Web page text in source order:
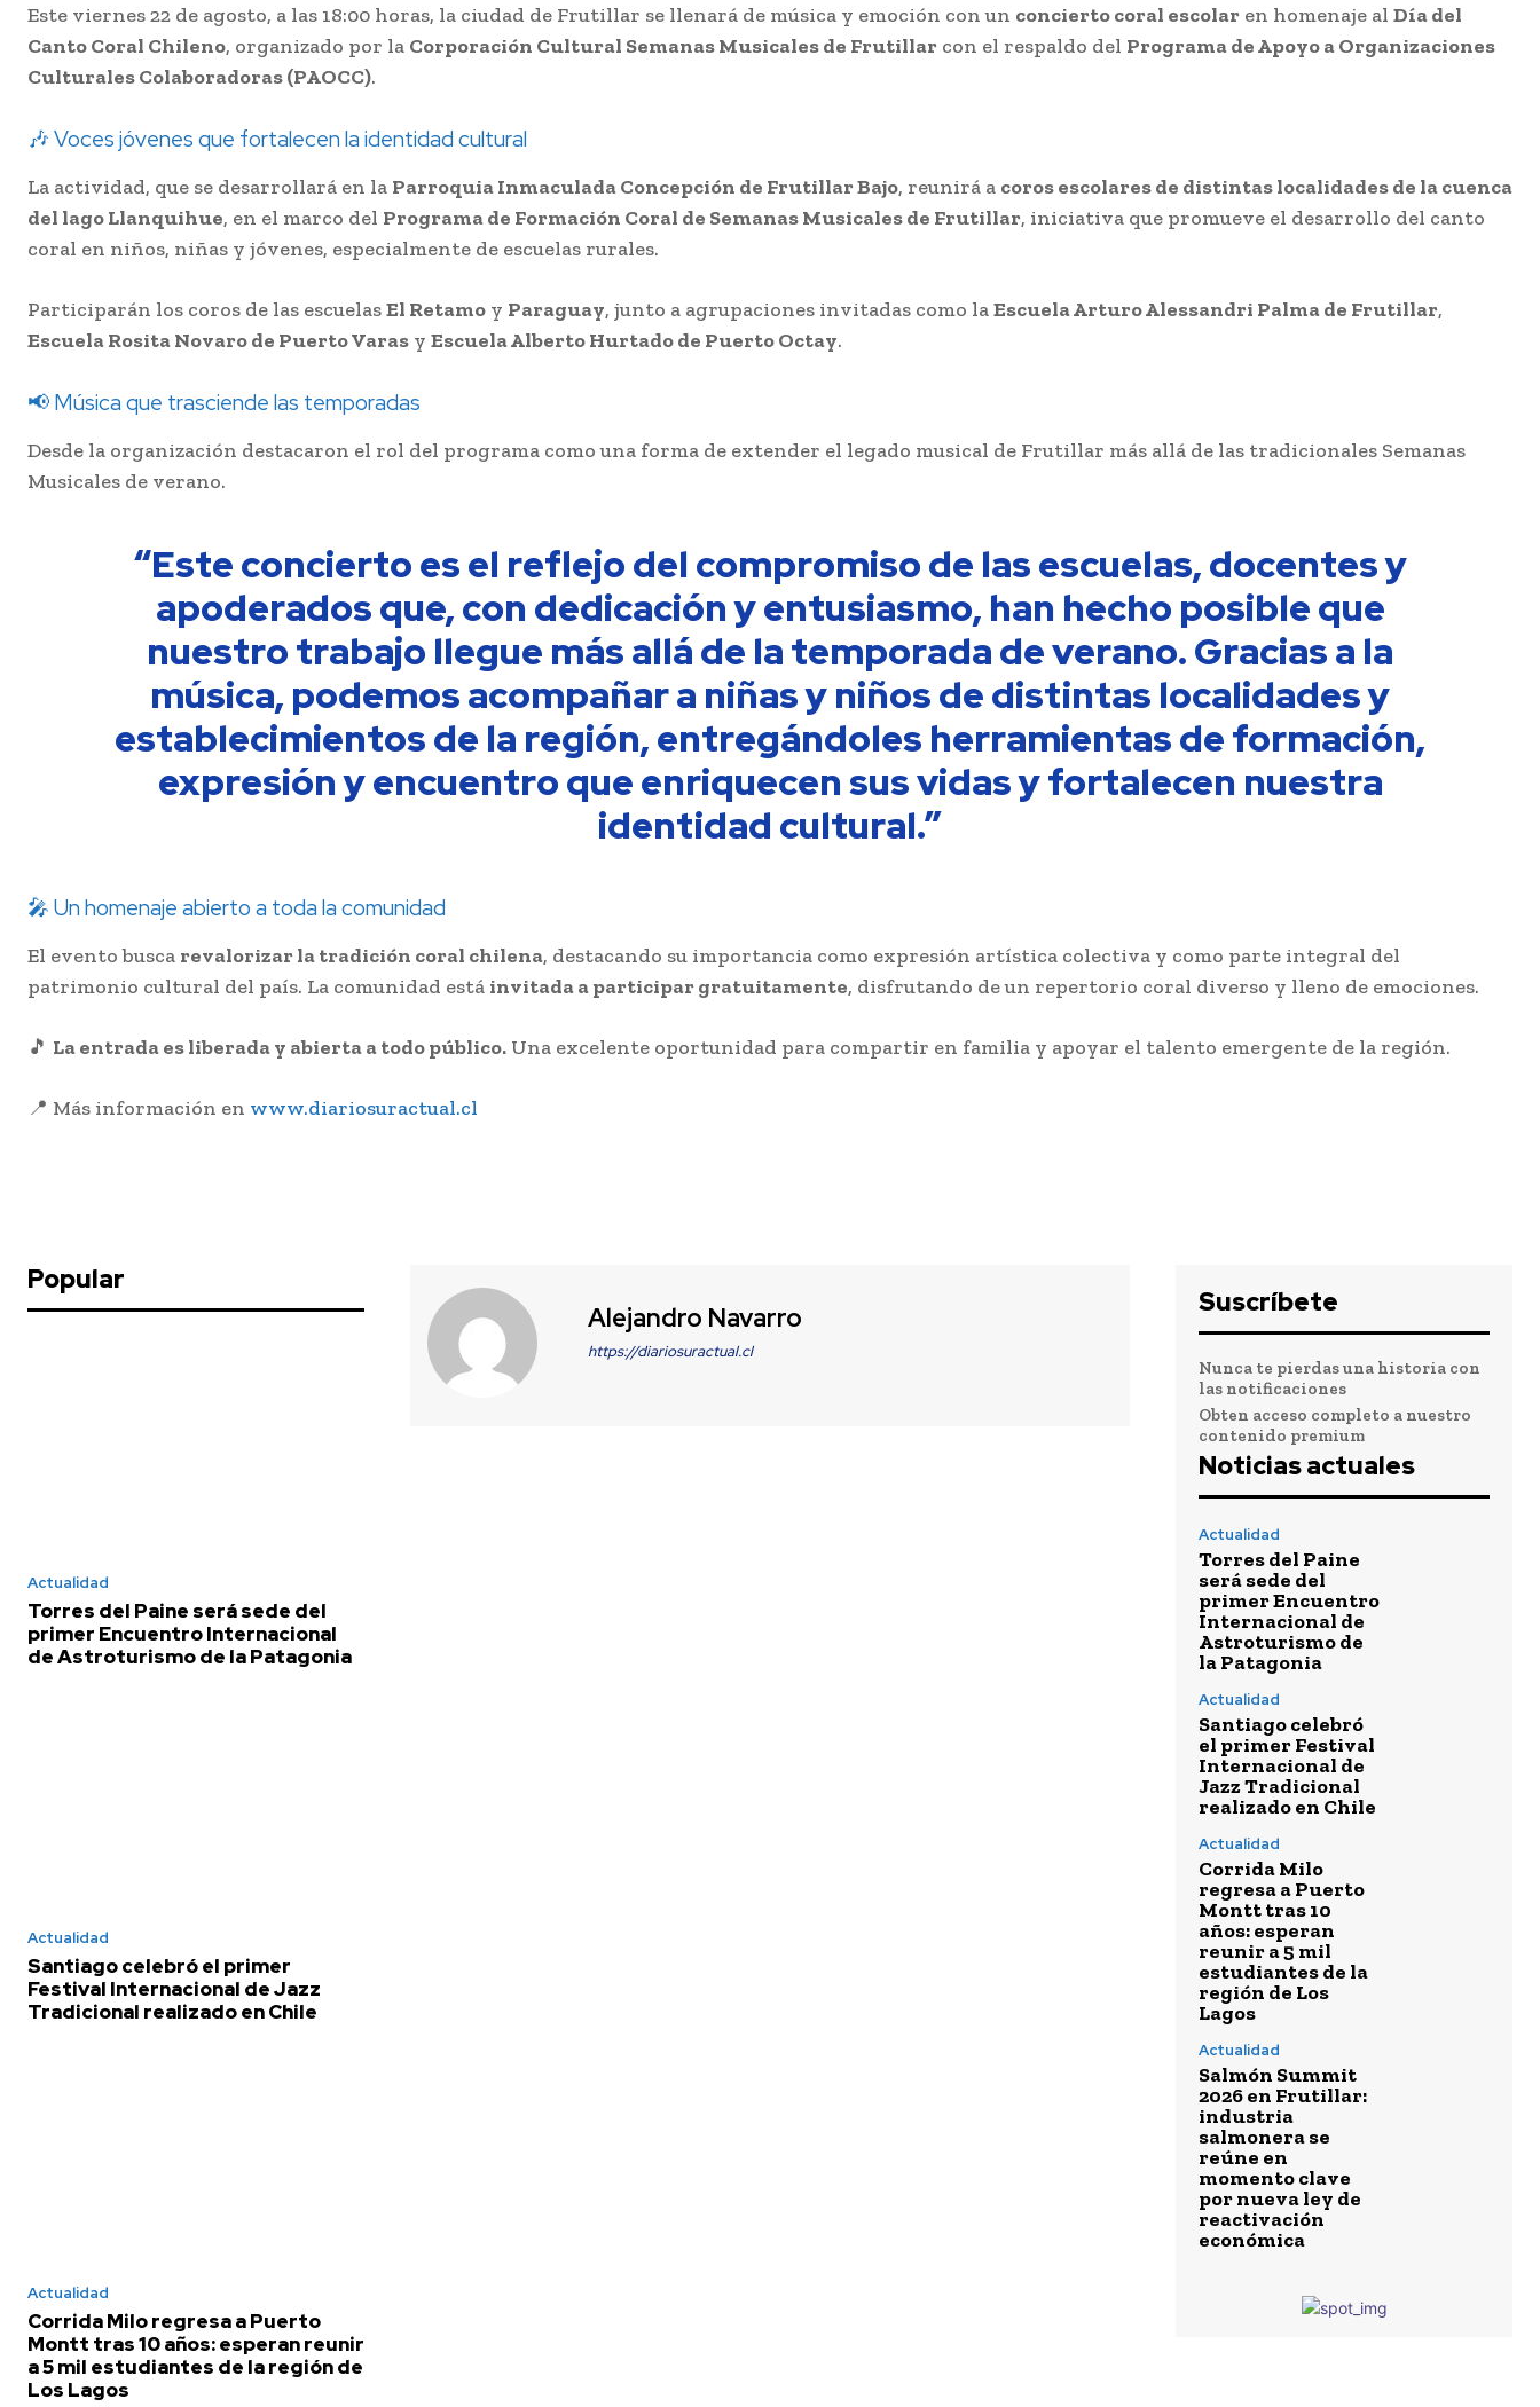
Este viernes 22 de agosto, a las 18:00 horas, la ciudad de Frutillar se llenará de música y emoción con un concierto coral escolar en homenaje al Día del
Canto Coral Chileno, organizado por la Corporación Cultural Semanas Musicales de Frutillar con el respaldo del Programa de Apoyo a Organizaciones
Culturales Colaboradoras (PAOCC).
🎶 Voces jóvenes que fortalecen la identidad cultural
La actividad, que se desarrollará en la Parroquia Inmaculada Concepción de Frutillar Bajo, reunirá a coros escolares de distintas localidades de la cuenca
del lago Llanquihue, en el marco del Programa de Formación Coral de Semanas Musicales de Frutillar, iniciativa que promueve el desarrollo del canto
coral en niños, niñas y jóvenes, especialmente de escuelas rurales.
Participarán los coros de las escuelasEl Retamo y Paraguay, junto a agrupaciones invitadas como laEscuela Arturo Alessandri Palma de Frutillar,
Escuela Rosita Novaro de Puerto Varas y Escuela Alberto Hurtado de Puerto Octay.
📢 Música que trasciende las temporadas
Desde la organización destacaron el rol del programa como una forma de extender el legado musical de Frutillar más allá de las tradicionales Semanas
Musicales de verano.
“Este concierto es el reflejo del compromiso de las escuelas, docentes y
apoderados que, con dedicación y entusiasmo, han hecho posible que
nuestro trabajo llegue más allá de la temporada de verano. Gracias a la
música, podemos acompañar a niñas y niños de distintas localidades y
establecimientos de la región, entregándoles herramientas de formación,
expresión y encuentro que enriquecen sus vidas y fortalecen nuestra
identidad cultural.”
🎤 Un homenaje abierto a toda la comunidad
El evento busca revalorizar la tradición coral chilena, destacando su importancia como expresión artística colectiva y como parte integral del
patrimonio cultural del país. La comunidad está invitada a participar gratuitamente, disfrutando de un repertorio coral diverso y lleno de emociones.
🎵 La entrada es liberada y abierta a todo público. Una excelente oportunidad para compartir en familia y apoyar el talento emergente de la región.
📍 Más información en www.diariosuractual.cl
Popular
Actualidad
Torres del Paine será sede del
primer Encuentro Internacional
de Astroturismo de la Patagonia
Actualidad
Santiago celebró el primer
Festival Internacional de Jazz
Tradicional realizado en Chile
Actualidad
Corrida Milo regresa a Puerto
Montt tras 10 años: esperan reunir
a 5 mil estudiantes de la región de
Los Lagos
Alejandro Navarro
https://diariosuractual.cl
Suscríbete
Nunca te pierdas una historia con
las notificaciones
Obten acceso completo a nuestro
contenido premium
Noticias actuales
Actualidad
Torres del Paine
será sede del
primer Encuentro
Internacional de
Astroturismo de
la Patagonia
Actualidad
Santiago celebró
el primer Festival
Internacional de
Jazz Tradicional
realizado en Chile
Actualidad
Corrida Milo
regresa a Puerto
Montt tras 10
años: esperan
reunir a 5 mil
estudiantes de la
región de Los
Lagos
Actualidad
Salmón Summit
2026 en Frutillar:
industria
salmonera se
reúne en
momento clave
por nueva ley de
reactivación
económica